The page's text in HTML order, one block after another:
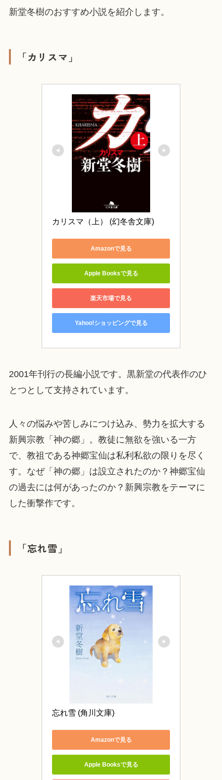
新堂冬樹のおすすめ小説を紹介します。
「カリスマ」
カリスマ（上） (幻冬舎文庫)
Amazonで見る
Apple Booksで見る
楽天市場で見る
Yahoo!ショッピングで見る
2001年刊行の長編小説です。黒新堂の代表作のひ
とつとして支持されています。
人々の悩みや苦しみにつけ込み、勢力を拡大する
新興宗教「神の郷」。教徒に無欲を強いる一方
で、教祖である神郷宝仙は私利私欲の限りを尽く
す。なぜ「神の郷」は設立されたのか？神郷宝仙
の過去には何があったのか？新興宗教をテーマに
した衝撃作です。
「忘れ雪」
忘れ雪 (角川文庫)
Amazonで見る
Apple Booksで見る